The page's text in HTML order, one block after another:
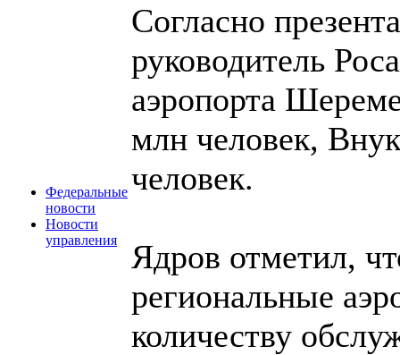
Федеральные
новости
Новости
управления
Согласно
руководитель
аэропорта
млн человек,
человек.
Ядров отметил,
региональные
количеству